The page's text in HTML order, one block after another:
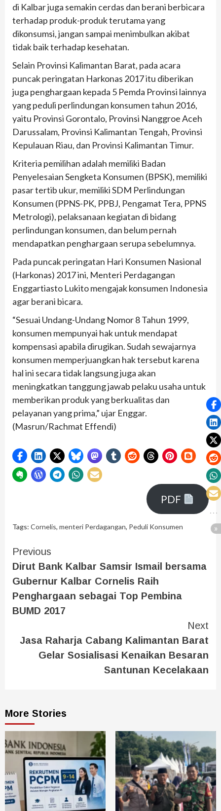
di Kalbar juga semakin cerdas dan berani berbicara
terhadap produk-produk terutama yang
dikonsumsi, jangan sampai menimbulkan akibat
tidak baik terhadap kesehatan.
Selain Provinsi Kalimantan Barat, pada acara
puncak peringatan Harkonas 2017 itu diberikan
juga penghargaan kepada 5 Pemda Provinsi lainnya
yang peduli perlindungan konsumen tahun 2016,
yaitu Provinsi Gorontalo, Provinsi Nanggroe Aceh
Darussalam, Provinsi Kalimantan Tengah, Provinsi
Kepulauan Riau, dan Provinsi Kalimantan Timur.
Kriteria pemilihan adalah memiliki Badan
Penyelesaian Sengketa Konsumen (BPSK), memiliki
pasar tertib ukur, memiliki SDM Perlindungan
Konsumen (PPNS-PK, PPBJ, Pengamat Tera, PPNS
Metrologi), pelaksanaan kegiatan di bidang
perlindungan konsumen, dan belum pernah
mendapatkan penghargaan serupa sebelumnya.
Pada puncak peringatan Hari Konsumen Nasional
(Harkonas) 2017 ini, Menteri Perdagangan
Enggartiasto Lukito mengajak konsumen Indonesia
agar berani bicara.
“Sesuai Undang-Undang Nomor 8 Tahun 1999,
konsumen mempunyai hak untuk mendapat
kompensasi apabila dirugikan. Sudah sewajarnya
konsumen memperjuangkan hak tersebut karena
hal ini secara tidak langsung juga akan
meningkatkan tanggung jawab pelaku usaha untuk
memberikan produk yang berkualitas dan
pelayanan yang prima,” ujar Enggar.
(Masrun/Rachmat Effendi)
PDF
Tags: Cornelis, menteri Perdagangan, Peduli Konsumen
Previous
Dirut Bank Kalbar Samsir Ismail bersama
Gubernur Kalbar Cornelis Raih
Penghargaan sebagai Top Pembina
BUMD 2017
Next
Jasa Raharja Cabang Kalimantan Barat
Gelar Sosialisasi Kenaikan Besaran
Santunan Kecelakaan
More Stories